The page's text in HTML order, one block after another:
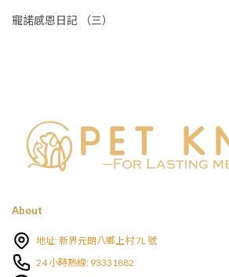
寵諾感恩日記 （三）
About
地址: 新界元朗八鄉上村 7L 號
24 小時熱線: 93331882